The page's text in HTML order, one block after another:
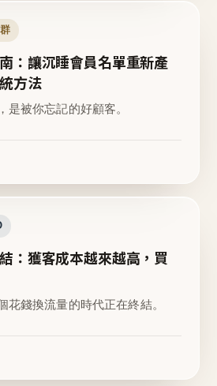
：讓沉睡會員名單重新產
方法
是被你忘記的好顧客。
：獲客成本越來越高，買
花錢換流量的時代正在終結。